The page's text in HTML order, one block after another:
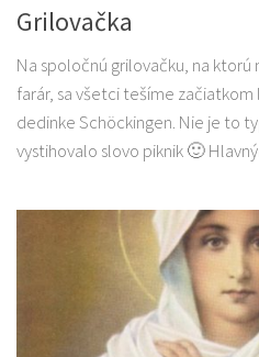
Grilovačka
Na spoločnú grilovačku, na ktorú
farár, sa všetci tešíme začiatkom
dedinke Schöckingen. Nie je to
vystihovalo slovo piknik 🙂